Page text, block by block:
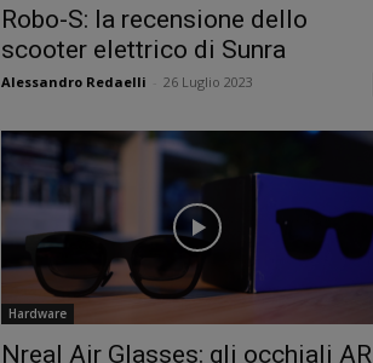
Robo-S: la recensione dello
scooter elettrico di Sunra
Alessandro Redaelli 26 Luglio 2023
Hardware
Nreal Air Glasses: gli occhiali AR